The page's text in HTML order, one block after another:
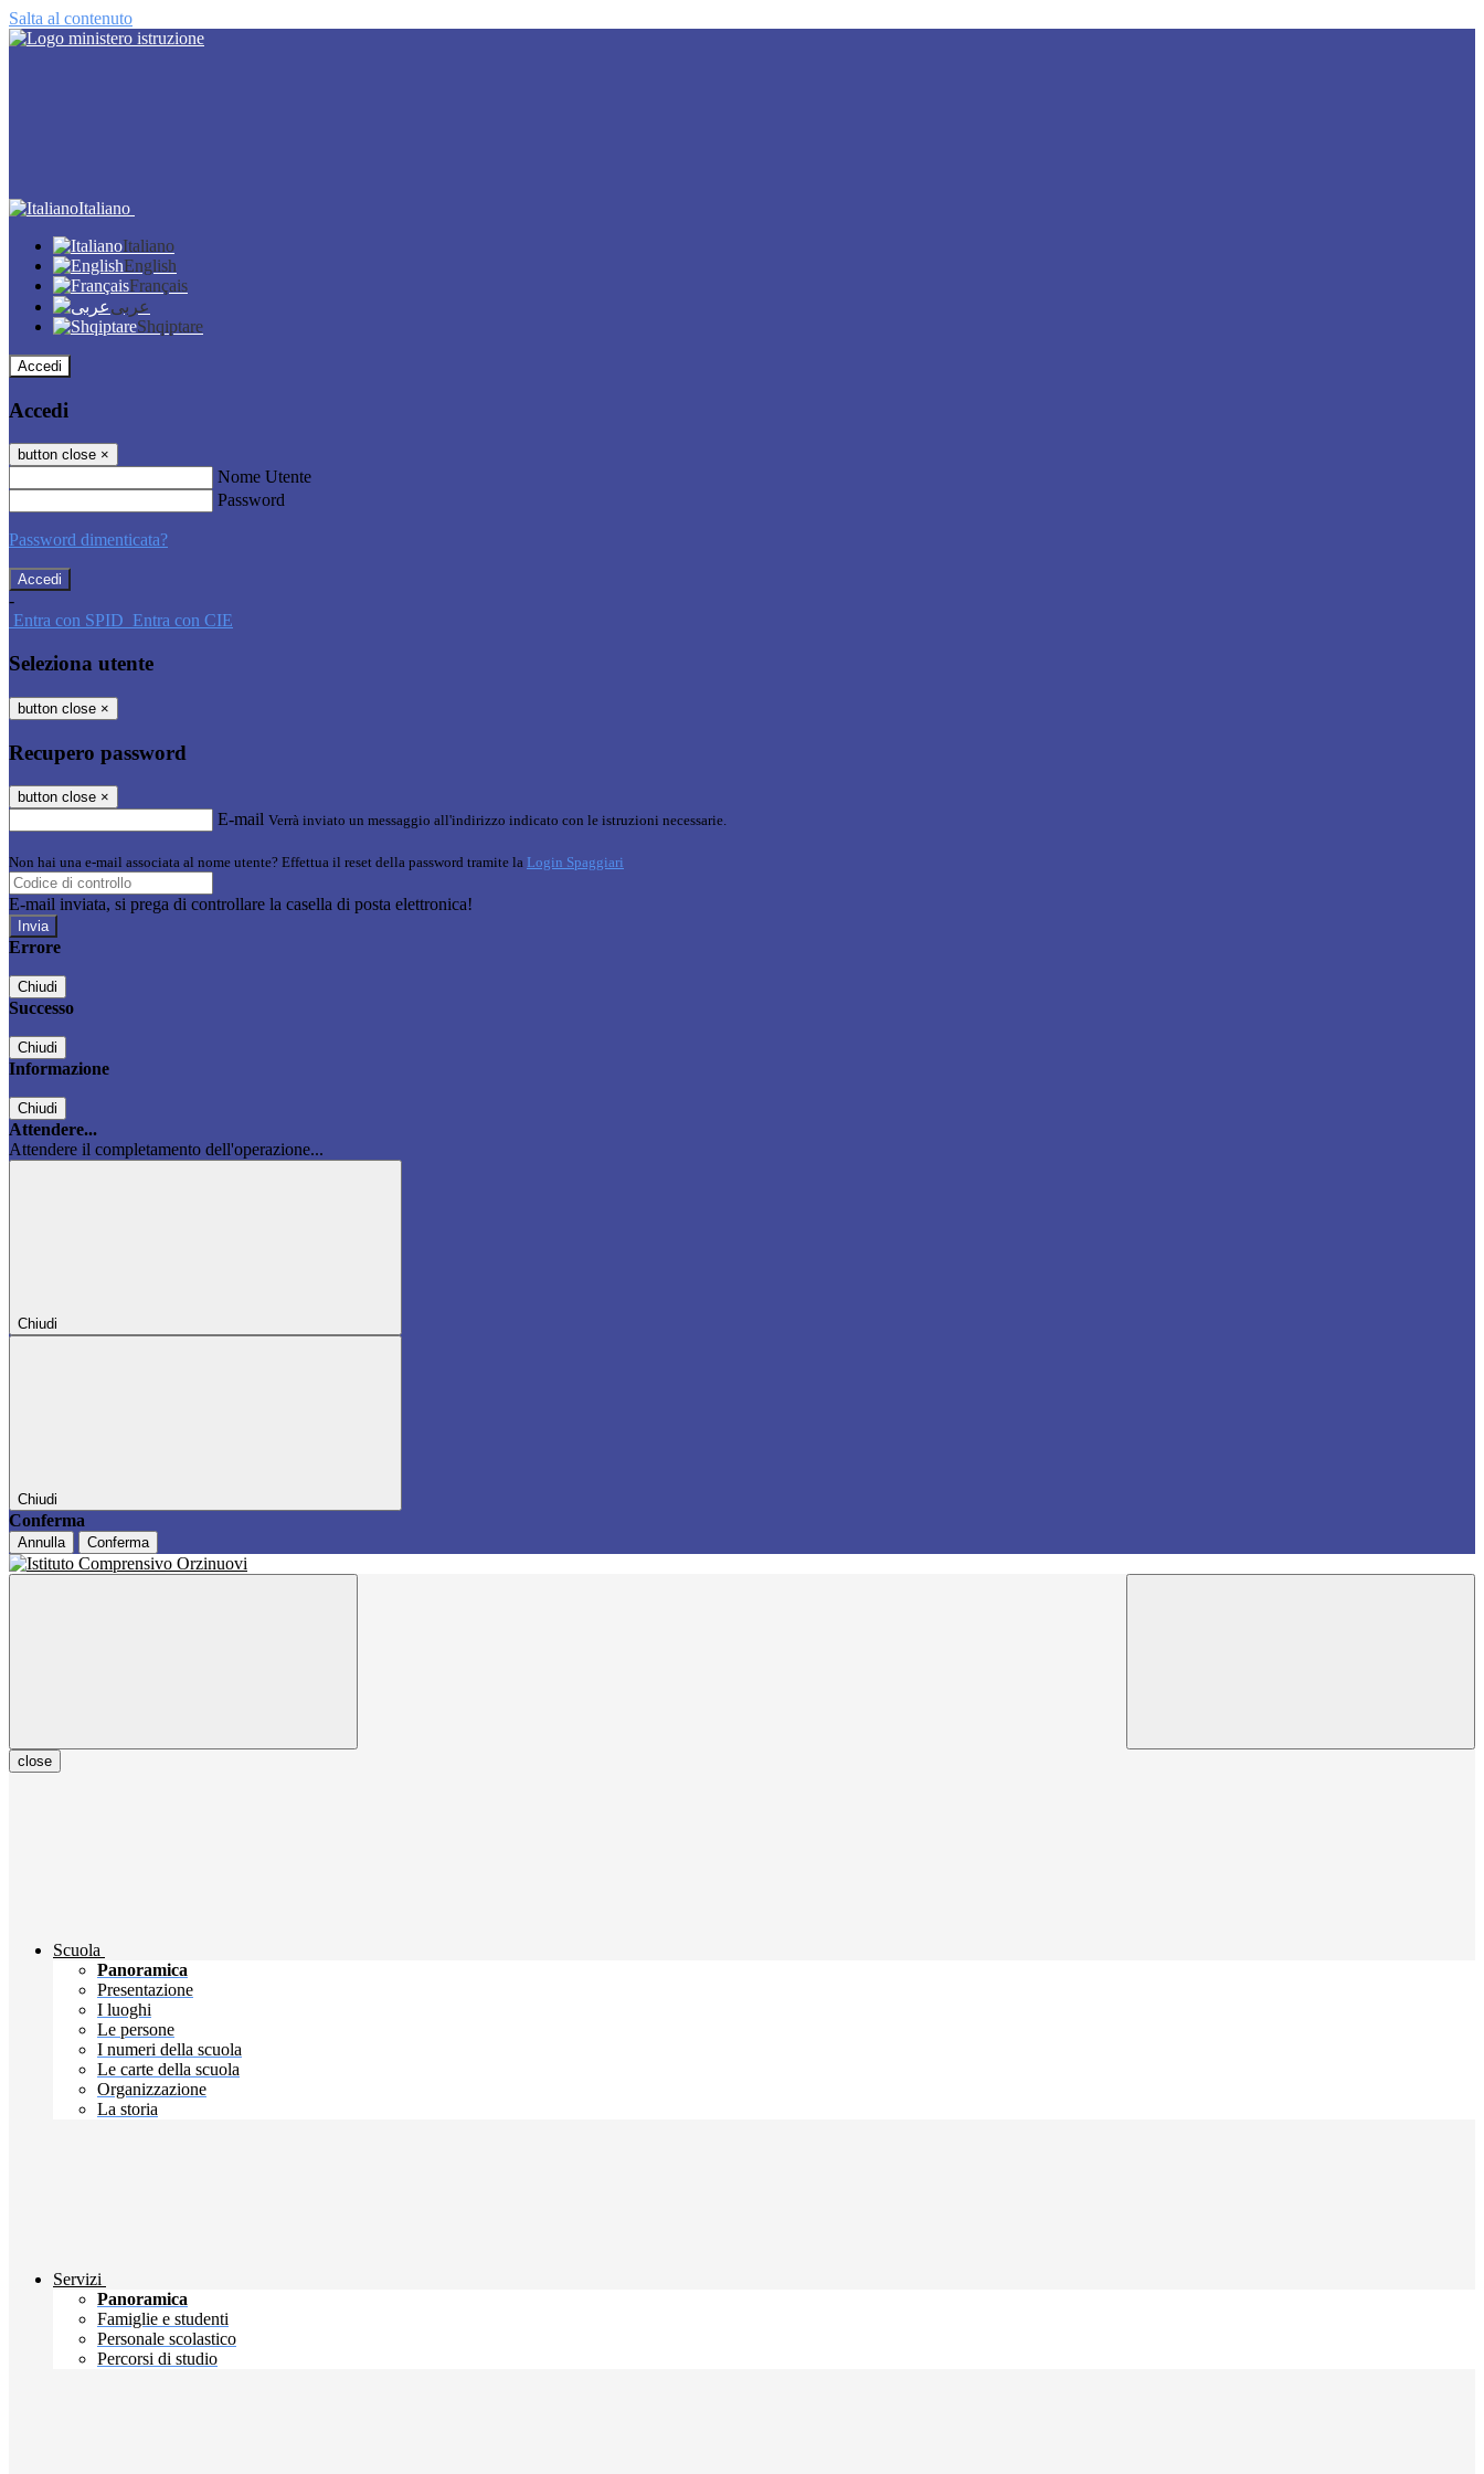
Salta al contenuto
Italiano
Italiano
English
Français
عربى
Shqiptare
Accedi
Accedi
button close ×
Nome Utente
Password
Password dimenticata?
-
Entra con SPID Entra con CIE
Seleziona utente
button close ×
Recupero password
button close ×
E-mail Verrà inviato un messaggio all'indirizzo indicato con le istruzioni necessarie.
Non hai una e-mail associata al nome utente? Effettua il reset della password tramite la Login Spaggiari
E-mail inviata, si prega di controllare la casella di posta elettronica!
Errore
Chiudi
Successo
Chiudi
Informazione
Chiudi
Attendere...
Attendere il completamento dell'operazione...
Chiudi
Chiudi
Conferma
Annulla Conferma
close
Scuola
Panoramica
Presentazione
I luoghi
Le persone
I numeri della scuola
Le carte della scuola
Organizzazione
La storia
Servizi
Panoramica
Famiglie e studenti
Personale scolastico
Percorsi di studio